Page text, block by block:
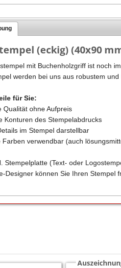
Lehrerstempel
Kinderstempel
(eckig) (40x90
mit Buchenholzgriff ist noch
werden bei uns aus robustem
für Sie:
Qualität ohne Aufpreis
Konturen des Stempelabdrucks
im Stempel darstellbar
Farben verwendbar (auch
Stempelplatte (Text- oder
Designer können Sie Ihren Stempel